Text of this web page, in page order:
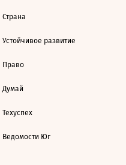
Страна
Устойчивое развитие
Право
Думай
Техуспех
Ведомости Юг